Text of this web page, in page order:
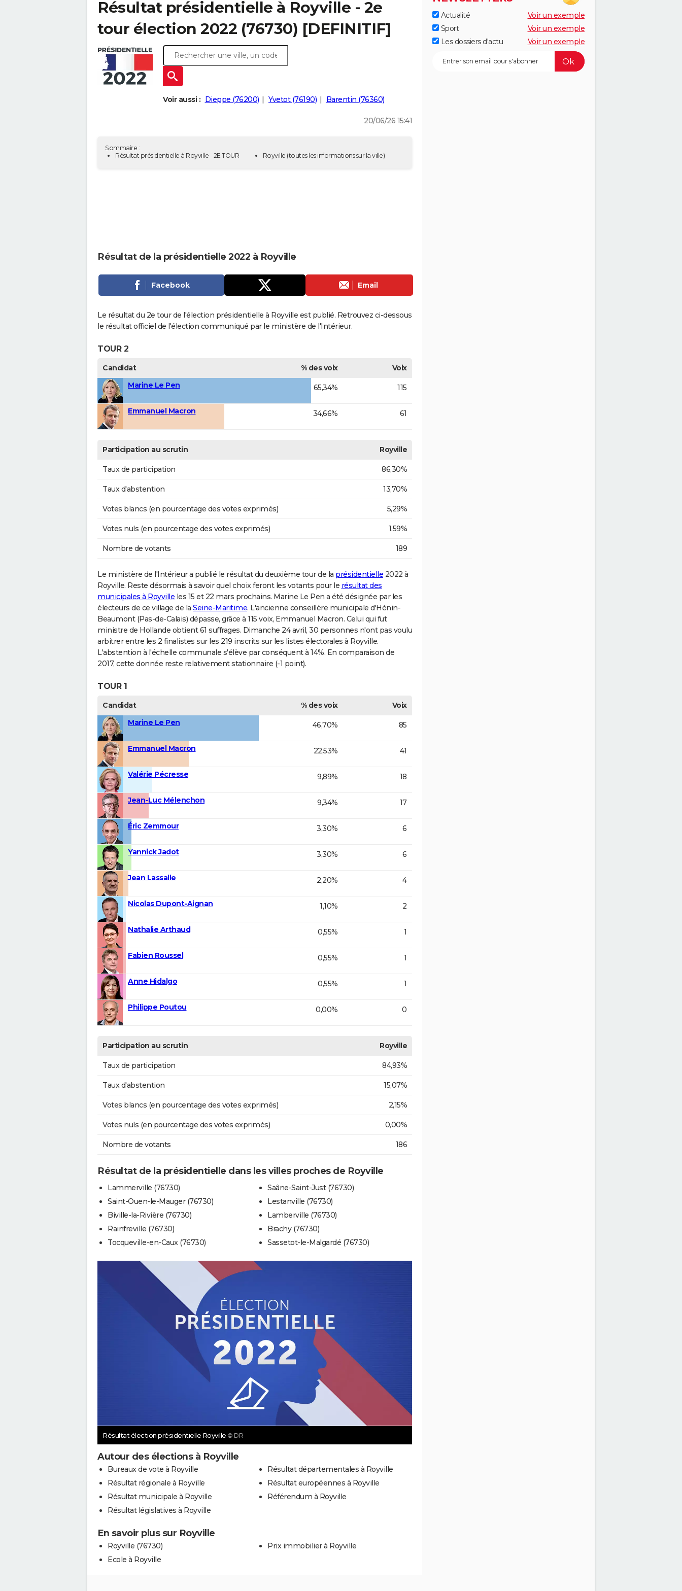
Résultat présidentielle à Royville - 2e
tour élection 2022 (76730) [DEFINITIF]
Voir aussi : Dieppe (76200) Yvetot (76190) Barentin (76360)
20/06/26 15:41
Sommaire :
Résultat présidentielle à Royville - 2E TOUR
Royville (toutes les informations sur la ville)
Résultat de la présidentielle 2022 à Royville
Facebook Email
Le résultat du 2e tour de l'élection présidentielle à Royville est publié. Retrouvez ci-dessous
le résultat officiel de l'élection communiqué par le ministère de l'Intérieur.
TOUR 2
Candidat % des voix
Voix
Marine Le Pen
65,34% 115
Emmanuel Macron 34,66% 61
Participation au scrutin Royville
Taux de participation 86,30%
Taux d'abstention 13,70%
Votes blancs (en pourcentage des votes exprimés) 5,29%
Votes nuls (en pourcentage des votes exprimés) 1,59%
Nombre de votants 189
Le ministère de l'Intérieur a publié le résultat du deuxième tour de la présidentielle 2022 à
Royville. Reste désormais à savoir quel choix feront les votants pour le résultat des
municipales à Royville les 15 et 22 mars prochains. Marine Le Pen a été désignée par les
électeurs de ce village de la Seine-Maritime. L'ancienne conseillère municipale d'Hénin-
Beaumont (Pas-de-Calais) dépasse, grâce à 115 voix, Emmanuel Macron. Celui qui fut
ministre de Hollande obtient 61 suffrages. Dimanche 24 avril, 30 personnes n'ont pas voulu
arbitrer entre les 2 finalistes sur les 219 inscrits sur les listes électorales à Royville.
L'abstention à l'échelle communale s'élève par conséquent à 14%. En comparaison de
2017, cette donnée reste relativement stationnaire (-1 point).
TOUR 1
Candidat % des voix
Voix
Marine Le Pen
46,70% 85
Emmanuel Macron 22,53% 41
Valérie Pécresse 9,89% 18
Jean-Luc Mélenchon 9,34% 17
Éric Zemmour 3,30% 6
Yannick Jadot 3,30% 6
Jean Lassalle 2,20% 4
Nicolas Dupont-Aignan 1,10% 2
Nathalie Arthaud 0,55% 1
Fabien Roussel 0,55% 1
Anne Hidalgo 0,55% 1
Philippe Poutou 0,00% 0
Participation au scrutin Royville
Taux de participation 84,93%
Taux d'abstention 15,07%
Votes blancs (en pourcentage des votes exprimés) 2,15%
Votes nuls (en pourcentage des votes exprimés) 0,00%
Nombre de votants 186
Résultat de la présidentielle dans les villes proches de Royville
Lammerville (76730)
Saint-Ouen-le-Mauger (76730)
Biville-la-Rivière (76730)
Rainfreville (76730)
Tocqueville-en-Caux (76730)
Saâne-Saint-Just (76730)
Lestanville (76730)
Lamberville (76730)
Brachy (76730)
Sassetot-le-Malgardé (76730)
Résultat élection présidentielle Royville © DR
Autour des élections à Royville
Bureaux de vote à Royville
Résultat régionale à Royville
Résultat municipale à Royville
Résultat législatives à Royville
Résultat départementales à Royville
Résultat européennes à Royville
Référendum à Royville
En savoir plus sur Royville
Royville (76730)
Ecole à Royville
Prix immobilier à Royville
Actualité
Voir un exemple
Sport
Voir un exemple
Les dossiers d'actu
Voir un exemple